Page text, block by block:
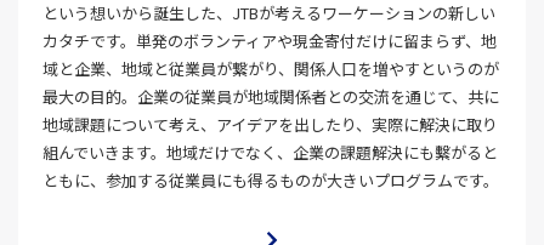
という想いから誕生した、JTBが考えるワーケーションの新しい
カタチです。単発のボランティアや現金寄付だけに留まらず、地
域と企業、地域と従業員が繋がり、関係人口を増やすというのが
最大の目的。企業の従業員が地域関係者との交流を通じて、共に
地域課題について考え、アイデアを出したり、実際に解決に取り
組んでいきます。地域だけでなく、企業の課題解決にも繫がると
ともに、参加する従業員にも得るものが大きいプログラムです。